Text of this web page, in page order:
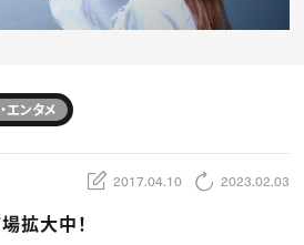
エンタメ
2017.04.10 2023.02.03
拡大中！